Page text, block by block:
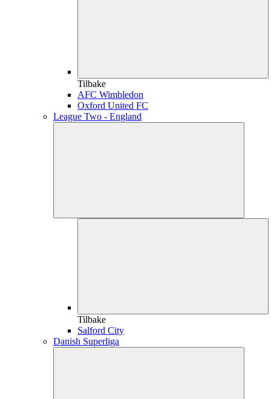
Tilbake
AFC Wimbledon
Oxford United FC
League Two - England
Tilbake
Salford City
Danish Superliga